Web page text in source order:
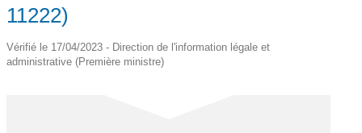
11222)
Vérifié le 17/04/2023 - Direction de l'information légale et
administrative (Première ministre)